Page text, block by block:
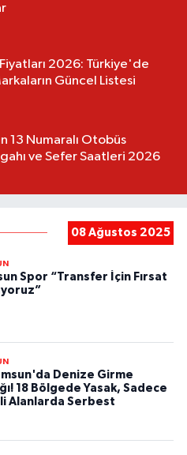
2026: Türkiye'de
Güncel Listesi
13 Numaralı Otobüs
ve Sefer Saatleri 2026
08 Ağustos 2025
Spor “Transfer İçin Fırsat
Denize Girme
18 Bölgede Yasak, Sadece
Alanlarda Serbest